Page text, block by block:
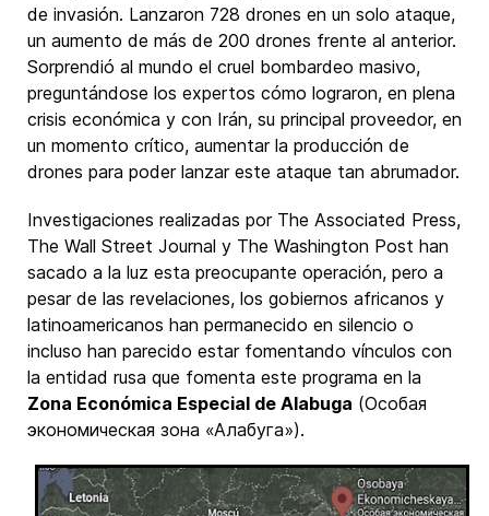
de invasión. Lanzaron 728 drones en un solo ataque,
un aumento de más de 200 drones frente al anterior.
Sorprendió al mundo el cruel bombardeo masivo,
preguntándose los expertos cómo lograron, en plena
crisis económica y con Irán, su principal proveedor, en
un momento crítico, aumentar la producción de
drones para poder lanzar este ataque tan abrumador.
Investigaciones realizadas por The Associated Press,
The Wall Street Journal y The Washington Post han
sacado a la luz esta preocupante operación, pero a
pesar de las revelaciones, los gobiernos africanos y
latinoamericanos han permanecido en silencio o
incluso han parecido estar fomentando vínculos con
la entidad rusa que fomenta este programa en la
Zona Económica Especial de Alabuga (Особая
экономическая зона «Алабуга»).